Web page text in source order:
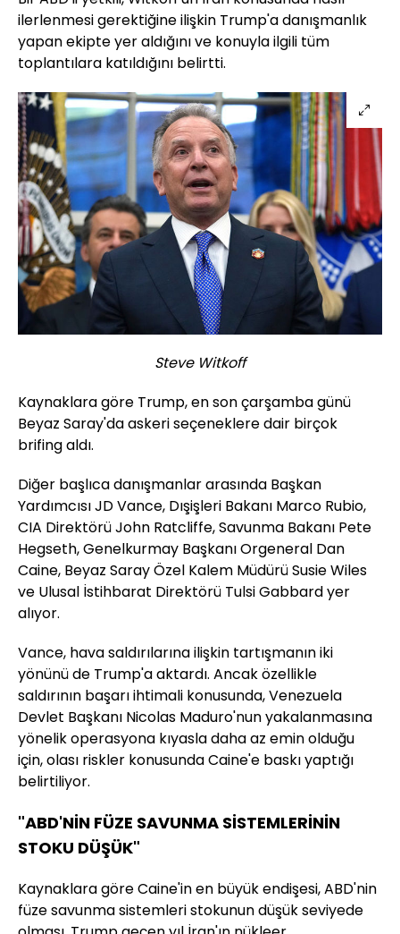
ilerlenmesi gerektiğine ilişkin Trump'a danışmanlık
yapan ekipte yer aldığını ve konuyla ilgili tüm
toplantılara katıldığını belirtti.
Steve Witkoff
Kaynaklara göre Trump, en son çarşamba günü
Beyaz Saray'da askeri seçeneklere dair birçok
brifing aldı.
Diğer başlıca danışmanlar arasında Başkan
Yardımcısı JD Vance, Dışişleri Bakanı Marco Rubio,
CIA Direktörü John Ratcliffe, Savunma Bakanı Pete
Hegseth, Genelkurmay Başkanı Orgeneral Dan
Caine, Beyaz Saray Özel Kalem Müdürü Susie Wiles
ve Ulusal İstihbarat Direktörü Tulsi Gabbard yer
alıyor.
Vance, hava saldırılarına ilişkin tartışmanın iki
yönünü de Trump'a aktardı. Ancak özellikle
saldırının başarı ihtimali konusunda, Venezuela
Devlet Başkanı Nicolas Maduro'nun yakalanmasına
yönelik operasyona kıyasla daha az emin olduğu
için, olası riskler konusunda Caine'e baskı yaptığı
belirtiliyor.
"ABD'NİN FÜZE SAVUNMA SİSTEMLERİNİN
STOKU DÜŞÜK"
Kaynaklara göre Caine'in en büyük endişesi, ABD'nin
füze savunma sistemleri stokunun düşük seviyede